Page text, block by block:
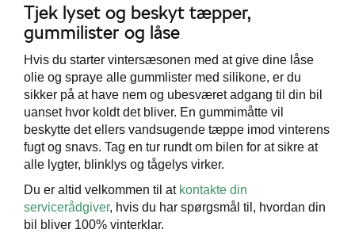
Tjek lyset og beskyt tæpper,
gummilister og låse
Hvis du starter vintersæsonen med at give dine låse
olie og spraye alle gummlister med silikone, er du
sikker på at have nem og ubesværet adgang til din bil
uanset hvor koldt det bliver. En gummimåtte vil
beskytte det ellers vandsugende tæppe imod vinterens
fugt og snavs. Tag en tur rundt om bilen for at sikre at
alle lygter, blinklys og tågelys virker.
Du er altid velkommen til at kontakte din
servicerådgiver, hvis du har spørgsmål til, hvordan din
bil bliver 100% vinterklar.